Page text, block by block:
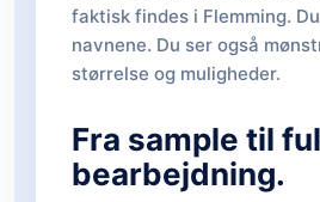
faktisk findes i Flemming.
navnene. Du ser også
størrelse og muligheder.
Fra sample til
bearbejdning.